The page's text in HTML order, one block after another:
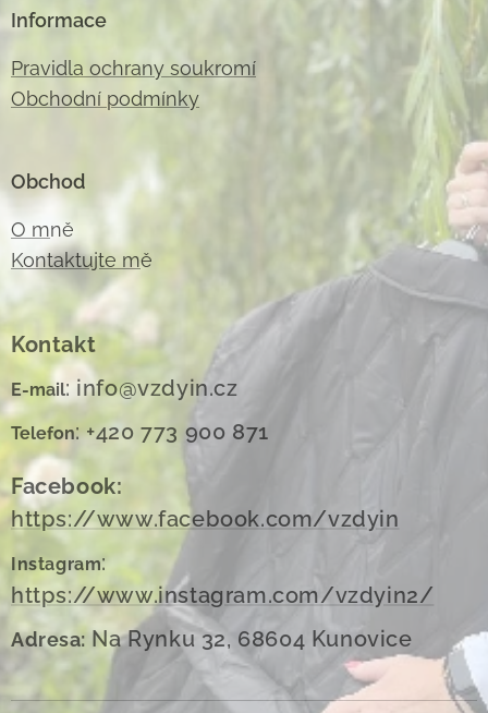
Informace
Pravidla ochrany soukromí
Obchodní podmínky
Obchod
O mně
Kontaktujte mě
Kontakt
E-mail: info@vzdyin.cz
Telefon: +420 773 900 871
Facebook:
https://www.facebook.com/vzdyin
Instagram:
https://www.instagram.com/vzdyin2/
Adresa: Na Rynku 32, 68604 Kunovice